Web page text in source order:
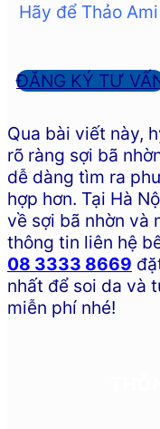
Hãy để Thảo
ĐĂNG KÝ TƯ
Qua bài viết này,
rõ ràng sợi bã
dễ dàng tìm ra
hợp hơn. Tại Hà
về sợi bã nhờn và
thông tin liên hệ
08 3333 8669
nhất để soi da và
miễn phí nhé!